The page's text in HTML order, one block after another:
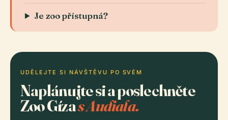
Je zoo přístupná?
UDĚLEJTE SI NÁVŠTĚVU PO SVÉM
Naplánujte si a poslechněte
Zoo Gízas Audiala.